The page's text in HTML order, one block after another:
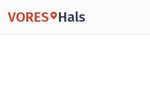
VORES Hals